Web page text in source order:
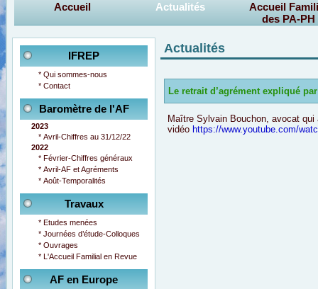
Accueil Actualités
Accueil
des PA-PH
IFREP
* Qui sommes-nous
* Contact
Baromètre de l'AF
2023
* Avril-Chiffres au 31/12/22
2022
* Février-Chiffres généraux
* Avril-AF et Agréments
* Août-Temporalités
Travaux
* Etudes menées
* Journées d’étude-Colloques
* Ouvrages
* L'Accueil Familial en Revue
AF en Europe
Actualités
Le retrait d’agrément expliqué
Maître Sylvain Bouchon, avocat
vidéo https://www.youtube.com/